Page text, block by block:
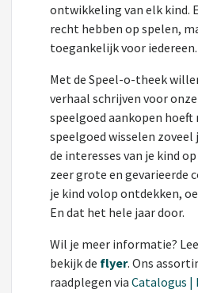
ontwikkeling van elk kind.
recht hebben op spelen,
toegankelijk voor iedereen.
Met de Speel-o-theek
verhaal schrijven voor
speelgoed aankopen hoeft
speelgoed wisselen
de interesses van je kind
zeer grote en gevarieerde
je kind volop ontdekken,
En dat het hele jaar door.
Wil je meer informatie?
bekijk de flyer. Ons
raadplegen via Catalogus |